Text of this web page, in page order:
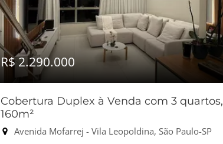
R$ 2.290.000
Cobertura Duplex à Venda com 3 quartos,
160m²
Avenida Mofarrej - Vila Leopoldina, São Paulo-SP